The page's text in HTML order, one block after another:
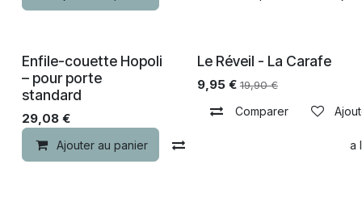
Enfile-couette Hopoli
– pour porte
standard
29,08 €
Ajouter au panier Ajouter à
-40% de remise
Le Réveil - La Carafe
9,95€ 19,90€
Comparer